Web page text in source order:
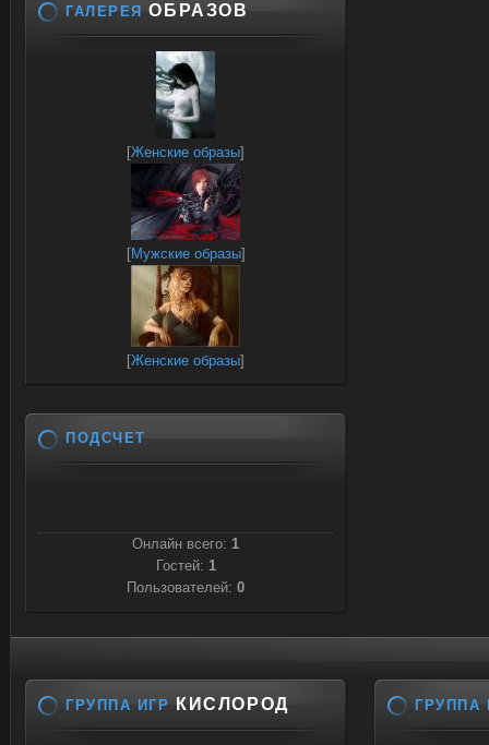
ГАЛЕРЕЯ ОБРАЗОВ
[Женские образы]
[Мужские образы]
[Женские образы]
ПОДСЧЕТ
Онлайн всего: 1
Гостей: 1
Пользователей: 0
ГРУППА ИГР КИСЛОРОД ГРУППА